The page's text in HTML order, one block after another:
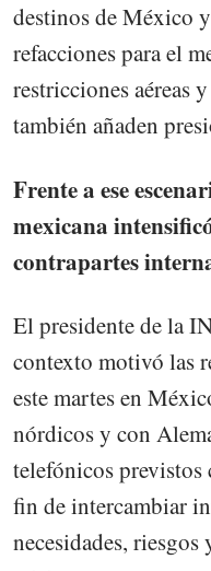
destinos de México
refacciones para el
restricciones aéreas
también añaden
Frente a ese
mexicana
contrapartes
El presidente de la
contexto motivó las
este martes en
nórdicos y con
telefónicos previstos
fin de intercambiar
necesidades, riesgos